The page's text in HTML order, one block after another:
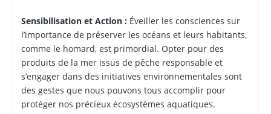
Sensibilisation et Action :Éveiller les consciences sur
l’importance de préserver les océans et leurs habitants,
comme le homard, est primordial. Opter pour des
produits de la mer issus de pêche responsable et
s’engager dans des initiatives environnementales sont
des gestes que nous pouvons tous accomplir pour
protéger nos précieux écosystèmes aquatiques.